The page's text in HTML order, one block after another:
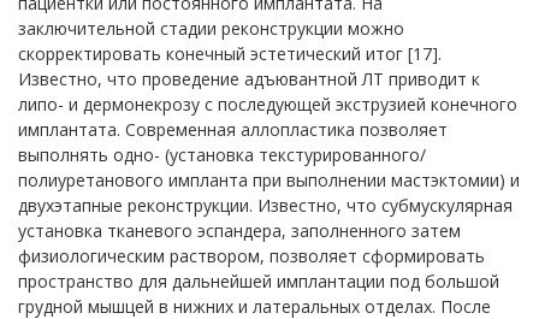
заключительной стадии реконструкции можно
скорректировать конечный эстетический итог [17].
Известно, что проведение адъювантной ЛТ приводит к
липо- и дермонекрозу с последующей экструзией конечного
имплантата. Современная аллопластика позволяет
выполнять одно- (установка текстурированного/
полиуретанового импланта при выполнении мастэктомии) и
двухэтапные реконструкции. Известно, что субмускулярная
установка тканевого эспандера, заполненного затем
физиологическим раствором, позволяет сформировать
пространство для дальнейшей имплантации под большой
грудной мышцей в нижних и латеральных отделах. После